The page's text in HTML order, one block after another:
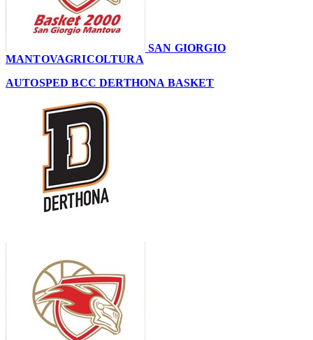
SAN GIORGIO
MANTOVAGRICOLTURA
AUTOSPED BCC DERTHONA BASKET